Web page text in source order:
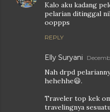
Kalo aku kadang
pelarian ditinggal
ooppps
REPLY
Elly Suryani
Nah drpd
hehehhe😃.
Traveler top kek
travelingnya